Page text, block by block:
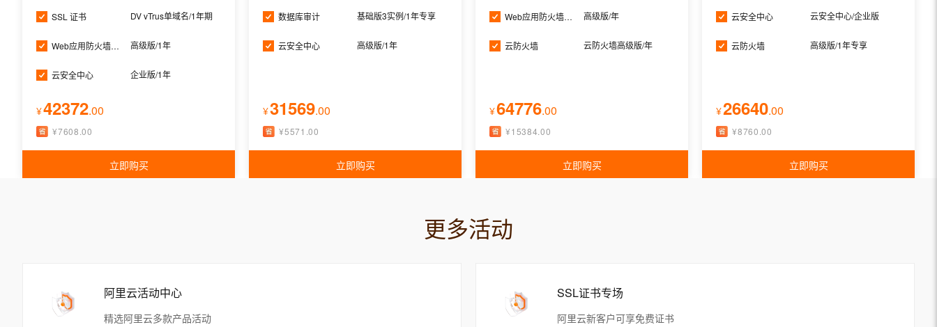
SSL 证书 DV vTrus单域名/1年期
Web应用防火墙（WAF） 高级版/1年
云安全中心 企业版/1年
¥42372.00
¥7608.00
立即购买
数据库审计 基础版3实例/1年专享
云安全中心 高级版/1年
¥31569.00
¥5571.00
立即购买
Web应用防火墙（WAF） 高级版/年
云防火墙 云防火墙高级版/年
网络边界安全防御
¥64776.00
¥15384.00
立即购买
云安全中心 云安全中心/企业版
云防火墙 高级版/1年专享
漏洞联动方案
¥26640.00
¥8760.00
立即购买
更多活动
阿里云活动中心
精选阿里云多款产品活动
SSL证书专场
阿里云新客户可享免费证书